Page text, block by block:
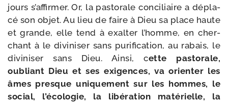
jours s’af­fir­mer. Or, la pas­to­rale conci­liaire a dépla­
cé son objet. Au lieu de faire à Dieu sa place haute
et grande, elle tend à exal­ter l’homme, en cher­
chant à le divi­ni­ser sans puri­fi­ca­tion, au rabais, le
divi­ni­ser sans Dieu. Ainsi, cette pas­to­rale,
oubliant Dieu et ses exi­gences, va orien­ter les
âmes presque uni­que­ment sur les hommes, le
social, l’é­co­lo­gie, la libé­ra­tion maté­rielle, la